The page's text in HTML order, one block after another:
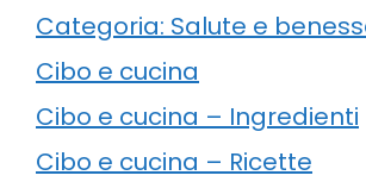
Categoria: Salute e
Cibo e cucina
Cibo e cucina – Ingredienti
Cibo e cucina – Ricette